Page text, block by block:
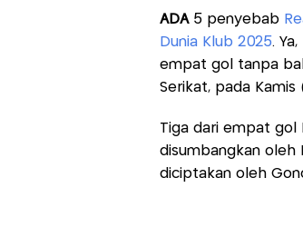
ADA 5 penyebab
Dunia Klub 2025.
empat gol tanpa
Serikat, pada Kamis
Tiga dari empat gol
disumbangkan oleh
diciptakan oleh